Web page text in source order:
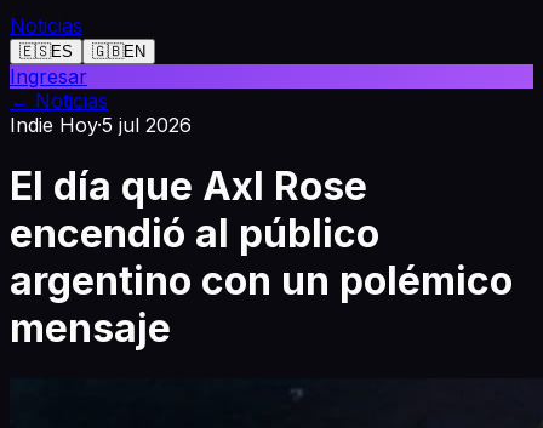
Noticias
🇪🇸ES 🇬🇧EN
Ingresar
← Noticias
Indie Hoy·5 jul 2026
El día que Axl Rose
encendió al público
argentino con un polémico
mensaje